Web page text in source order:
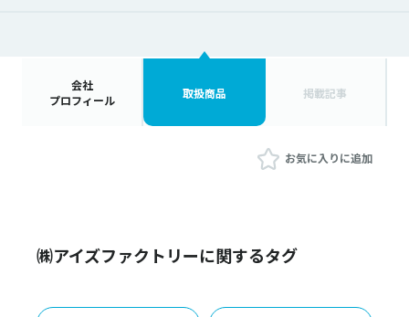
会社
プロフィール
取扱商品 掲載記事
お気に入りに追加
㈱アイズファクトリーに関するタグ